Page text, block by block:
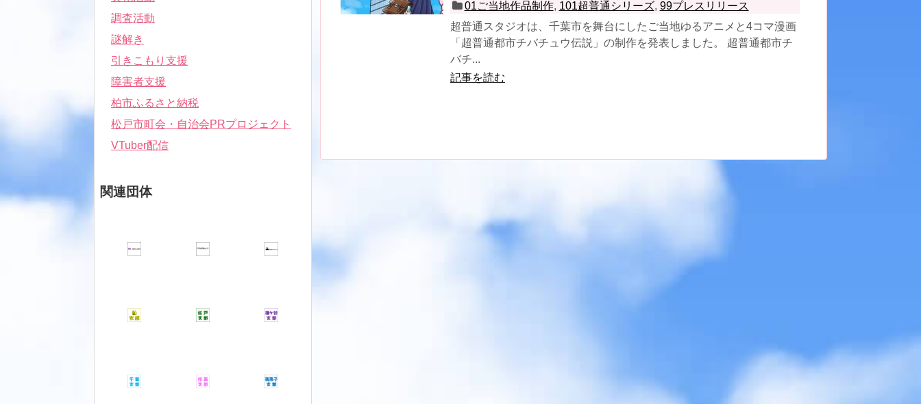
01ご当地作品制作, 101超普通シリーズ, 99プレスリリース
超普通スタジオは、千葉市を舞台にしたご当地ゆるアニメと4コマ漫画
「超普通都市チバチュウ伝説」の制作を発表しました。 超普通都市チ
バチ...
記事を読む
調査活動
謎解き
引きこもり支援
障害者支援
柏市ふるさと納税
松戸市町会・自治会PRプロジェクト
VTuber配信
関連団体